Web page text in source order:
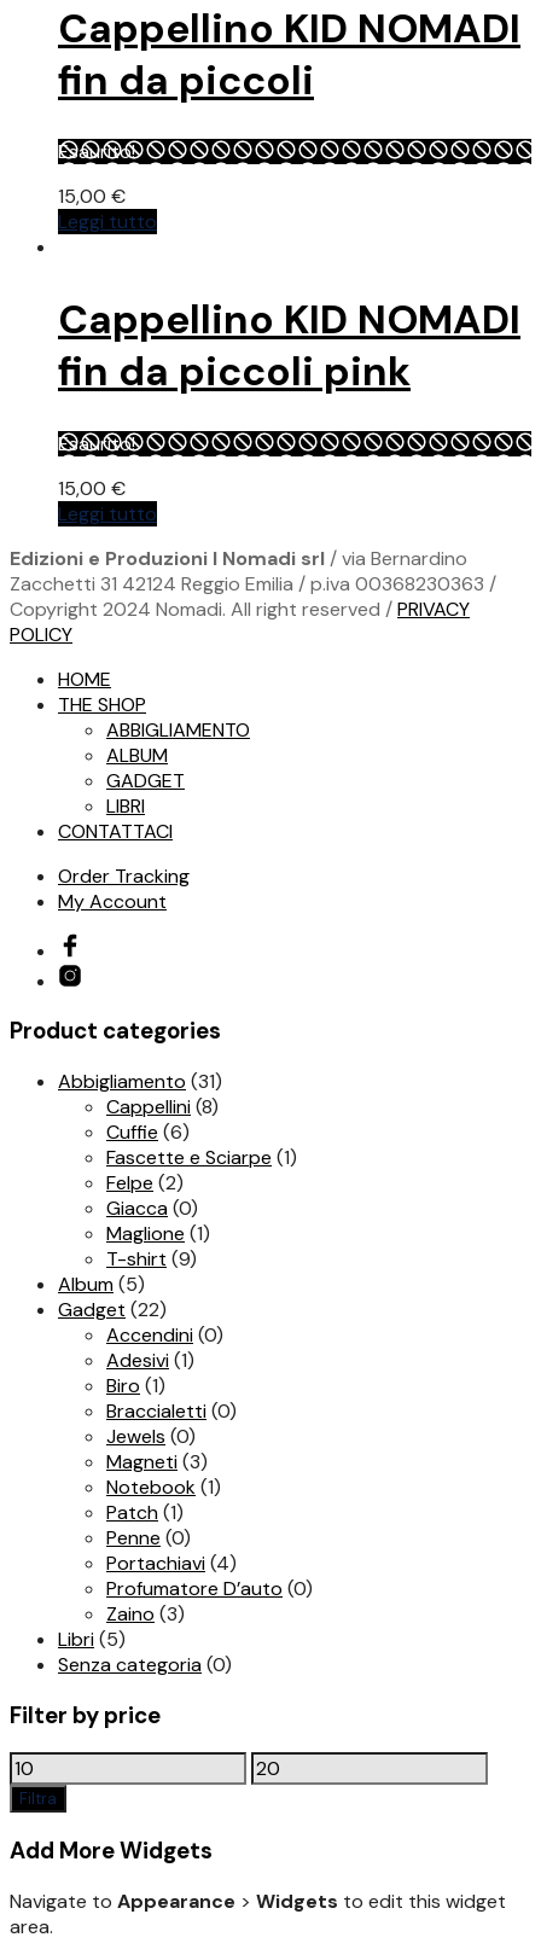
Cappellino KID NOMADI
fin da piccoli
Esaurito!
15,00 €
Leggi tutto
Cappellino KID NOMADI
fin da piccoli pink
Esaurito!
15,00 €
Leggi tutto
Edizioni e Produzioni I Nomadi srl / via Bernardino
Zacchetti 31 42124 Reggio Emilia / p.iva 00368230363 /
Copyright 2024 Nomadi. All right reserved /PRIVACY
POLICY
HOME
THE SHOP
ABBIGLIAMENTO
ALBUM
GADGET
LIBRI
CONTATTACI
Order Tracking
My Account
Product categories
Abbigliamento (31)
Cappellini(8)
Cuffie (6)
Fascette e Sciarpe (1)
Felpe (2)
Giacca(0)
Maglione (1)
T-shirt (9)
Album(5)
Gadget (22)
Accendini(0)
Adesivi(1)
Biro (1)
Braccialetti(0)
Jewels (0)
Magneti(3)
Notebook(1)
Patch(1)
Penne (0)
Portachiavi(4)
Profumatore D’auto (0)
Zaino (3)
Libri(5)
Senza categoria(0)
Filter by price
Prezzo
Min
Prezzo
Max
Filtra
Add More Widgets
Navigate to Appearance > Widgets to edit this widget
area.